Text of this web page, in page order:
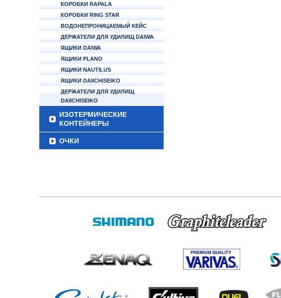
КОРОБКИ RAPALA
КОРОБКИ RING STAR
ВОДОНЕПРОНИЦАЕМЫЙ КЕЙС
ДЕРЖАТЕЛИ ДЛЯ УДИЛИЩ DAIWA
ЯЩИКИ DAIWA
ЯЩИКИ PLANO
ЯЩИКИ NAUTILUS
ЯЩИКИ DAIICHISEIKO
ДЕРЖАТЕЛИ ДЛЯ УДИЛИЩ
DAIICHISEIKO
ИЗОТЕРМИЧЕСКИЕ
КОНТЕЙНЕРЫ
ОЧКИ